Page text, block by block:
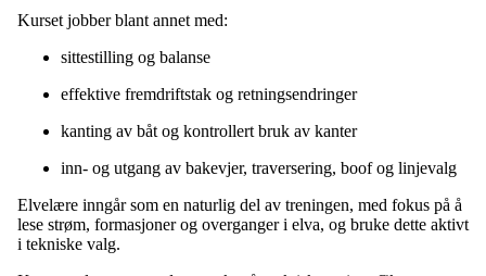
Kurset jobber blant annet med:
sittestilling og balanse
effektive fremdriftstak og retningsendringer
kanting av båt og kontrollert bruk av kanter
inn- og utgang av bakevjer, traversering, boof og linjevalg
Elvelære inngår som en naturlig del av treningen, med fokus på å
lese strøm, formasjoner og overganger i elva, og bruke dette aktivt
i tekniske valg.